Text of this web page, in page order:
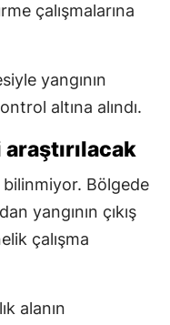
çalışmalarına
yangının
altına alındı.
araştırılacak
bilinmiyor. Bölgede
yangının çıkış
çalışma
alanın